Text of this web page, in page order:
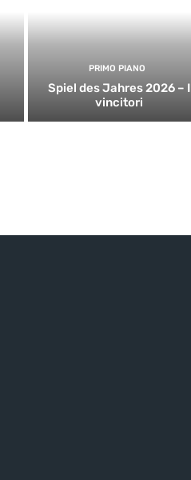
PRIMO PIANO
Spiel des Jahres 2026 – I
vincitori